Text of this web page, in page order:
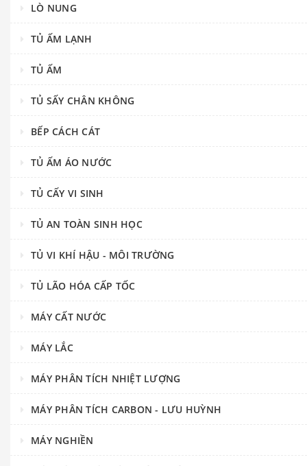
LÒ NUNG
TỦ ẤM LẠNH
TỦ ẤM
TỦ SẤY CHÂN KHÔNG
BẾP CÁCH CÁT
TỦ ẤM ÁO NƯỚC
TỦ CẤY VI SINH
TỦ AN TOÀN SINH HỌC
TỦ VI KHÍ HẬU - MÔI TRƯỜNG
TỦ LÃO HÓA CẤP TỐC
MÁY CẤT NƯỚC
MÁY LẮC
MÁY PHÂN TÍCH NHIỆT LƯỢNG
MÁY PHÂN TÍCH CARBON - LƯU HUỲNH
MÁY NGHIỀN